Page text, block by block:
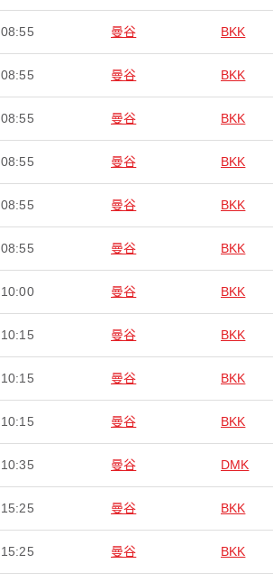
08:55 曼谷 BKK
08:55 曼谷 BKK
08:55 曼谷 BKK
08:55 曼谷 BKK
08:55 曼谷 BKK
08:55 曼谷 BKK
10:00 曼谷 BKK
10:15 曼谷 BKK
10:15 曼谷 BKK
10:15 曼谷 BKK
10:35 曼谷 DMK
15:25 曼谷 BKK
15:25 曼谷 BKK